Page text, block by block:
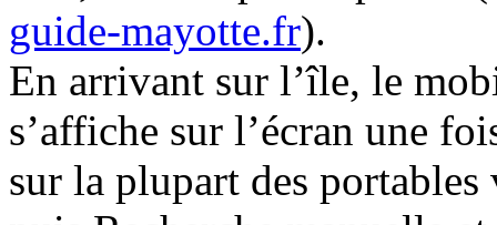
guide-mayotte.fr).
En arrivant sur l’île, le
s’affiche sur l’écran une
sur la plupart des